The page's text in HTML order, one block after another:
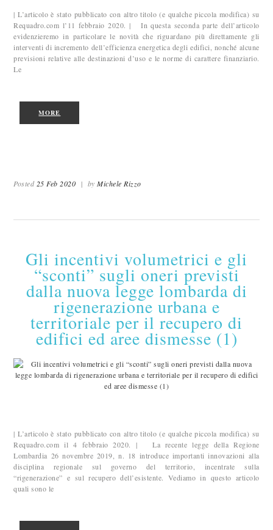
| L’articolo è stato pubblicato con altro titolo (e qualche piccola modifica) su
Requadro.com l’11 febbraio 2020. | In questa seconda parte dell’articolo
evidenzieremo in particolare le novità che riguardano più direttamente gli
interventi di incremento dell’efficienza energetica degli edifici, nonché alcune
previsioni relative alle destinazioni d’uso e le norme di carattere finanziario.
Le
MORE
Posted 25 Feb 2020 | byMichele Rizzo
Gli incentivi volumetrici e gli
“sconti” sugli oneri previsti
dalla nuova legge lombarda di
rigenerazione urbana e
territoriale per il recupero di
edifici ed aree dismesse (1)
| L’articolo è stato pubblicato con altro titolo (e qualche piccola modifica) su
Requadro.com il 4 febbraio 2020. | La recente legge della Regione
Lombardia 26 novembre 2019, n. 18 introduce importanti innovazioni alla
disciplina regionale sul governo del territorio, incentrate sulla
“rigenerazione” e sul recupero dell’esistente. Vediamo in questo articolo
quali sono le